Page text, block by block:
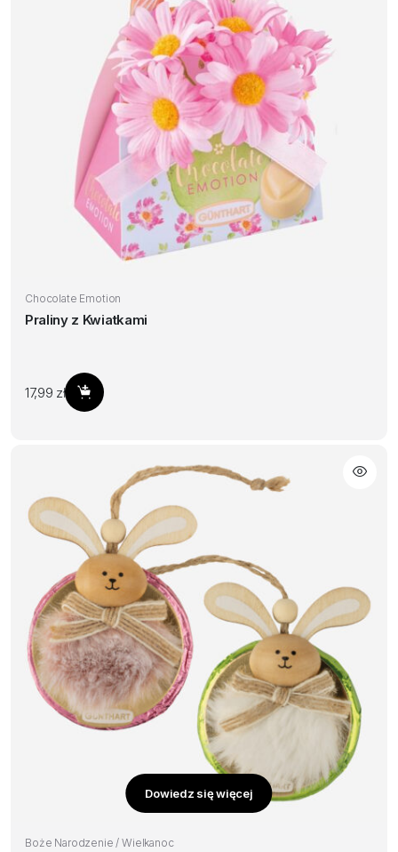
Chocolate Emotion
Praliny z Kwiatkami
17,99 zł Dodaj do koszyka
Dowiedz się więcej
Boże Narodzenie / Wielkanoc